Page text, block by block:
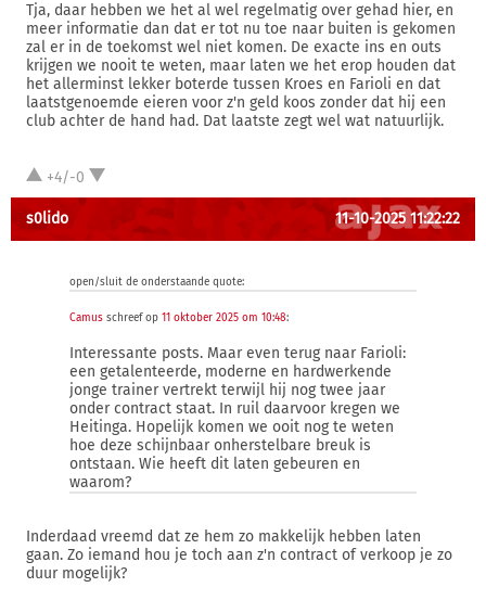
Tja, daar hebben we het al wel regelmatig over gehad hier, en
meer informatie dan dat er tot nu toe naar buiten is gekomen
zal er in de toekomst wel niet komen. De exacte ins en outs
krijgen we nooit te weten, maar laten we het erop houden dat
het allerminst lekker boterde tussen Kroes en Farioli en dat
laatstgenoemde eieren voor z'n geld koos zonder dat hij een
club achter de hand had. Dat laatste zegt wel wat natuurlijk.
+4/-0
s0lido 11-10-2025 11:22:22
open/sluit de onderstaande quote:
Camus schreef op 11 oktober 2025 om 10:48:
Interessante posts. Maar even terug naar Farioli:
een getalenteerde, moderne en hardwerkende
jonge trainer vertrekt terwijl hij nog twee jaar
onder contract staat. In ruil daarvoor kregen we
Heitinga. Hopelijk komen we ooit nog te weten
hoe deze schijnbaar onherstelbare breuk is
ontstaan. Wie heeft dit laten gebeuren en
waarom?
Inderdaad vreemd dat ze hem zo makkelijk hebben laten
gaan. Zo iemand hou je toch aan z'n contract of verkoop je zo
duur mogelijk?